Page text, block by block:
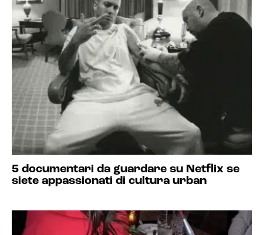
5 documentari da guardare su Netflix se
siete appassionati di cultura urban